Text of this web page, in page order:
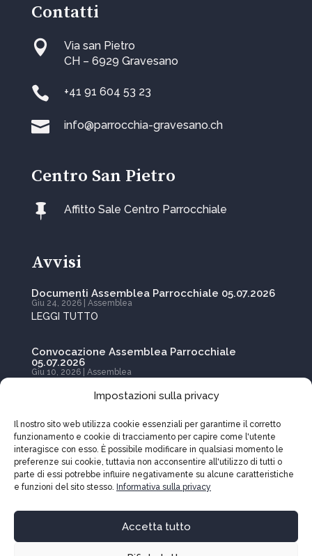
Impostazioni sulla privacy
Il nostro sito web utilizza cookie essenziali per garantirne il corretto
funzionamento e cookie di tracciamento per capire come l'utente
interagisce con esso. È possibile modificare in qualsiasi momento le
preferenze sui cookie, tuttavia non acconsentire all'utilizzo di tutti o
parte di essi potrebbe influire negativamente su alcune caratteristiche
e funzioni del sito stesso. Informativa sulla privacy
Accetta tutto
Contatti

Via san Pietro
CH – 6929 Gravesano
 +41 91 604 53 23
 info@parrocchia-gravesano.ch
Centro San Pietro
 Affitto Sale Centro Parrocchiale
Avvisi
Documenti Assemblea Parrocchiale 05.07.2026
Giu 24, 2026| Assemblea
LEGGI TUTTO
Convocazione Assemblea Parrocchiale
05.07.2026
Giu 10, 2026| Assemblea
Donazioni
 IBANCH87 0900 0000 6900 3397 9
Copyright © 2026 Parrocchia Ss Pietro e Paolo.